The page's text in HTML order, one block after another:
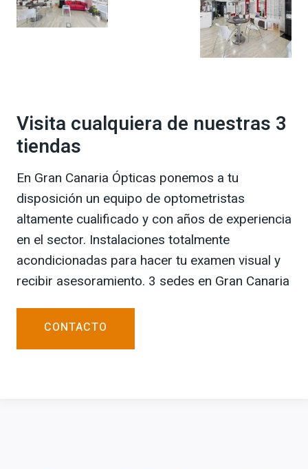
Visita cualquiera de nuestras 3
tiendas
En Gran Canaria Ópticas ponemos a tu
disposición un equipo de optometristas
altamente cualificado y con años de experiencia
en el sector. Instalaciones totalmente
acondicionadas para hacer tu examen visual y
recibir asesoramiento. 3 sedes en Gran Canaria
CONTACTO